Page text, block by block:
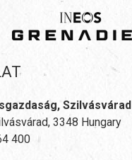
Szilvásvárad
3348 Hungary
400